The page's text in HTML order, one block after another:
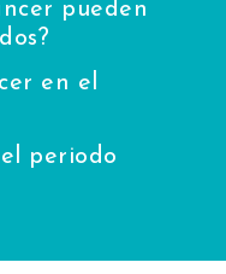
pueden
en el
periodo